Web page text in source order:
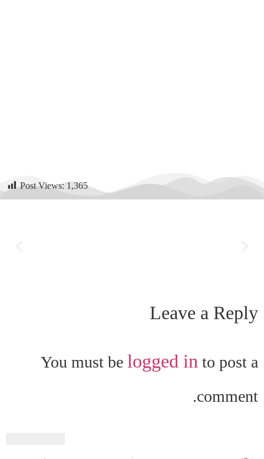
Post Views: 1,365
Leave a Reply
You must be logged in to post a
comment.